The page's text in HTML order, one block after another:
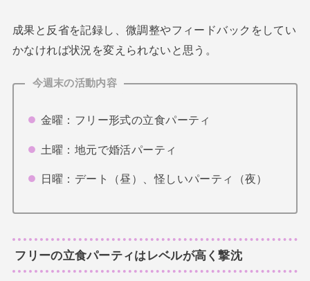
成果と反省を記録し、微調整やフィードバックをしてい
かなければ状況を変えられないと思う。
今週末の活動内容
金曜：フリー形式の立食パーティ
土曜：地元で婚活パーティ
日曜：デート（昼）、怪しいパーティ（夜）
フリーの立食パーティはレベルが高く撃沈